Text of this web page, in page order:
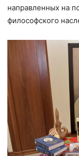
направленных на
философского